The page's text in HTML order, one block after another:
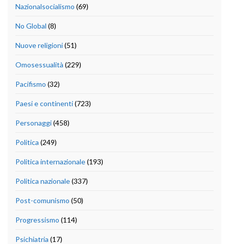
Nazionalsocialismo (69)
No Global (8)
Nuove religioni(51)
Omosessualità (229)
Pacifismo (32)
Paesi e continenti(723)
Personaggi(458)
Politica (249)
Politica internazionale(193)
Politica nazionale(337)
Post-comunismo (50)
Progressismo (114)
Psichiatria (17)